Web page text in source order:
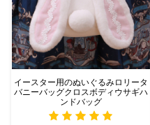
イースター用のぬいぐるみロリータ
バニーバッグクロスボディウサギハ
ンドバッグ